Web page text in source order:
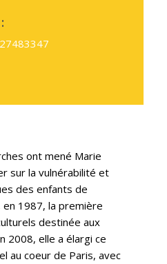
ont mené Marie
sur la vulnérabilité et
des enfants de
en 1987, la première
destinée aux
2008, elle a élargi ce
au coeur de Paris, avec